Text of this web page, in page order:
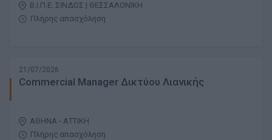
Β.Ι.Π.Ε. ΣΙΝΔΟΣ | ΘΕΣΣΑΛΟΝΙΚΗ
Πλήρης απασχόληση
21/07/2026
Commercial Manager Δικτύου Λιανικής
ΑΘΗΝΑ - ΑΤΤΙΚΗ
Πλήρης απασχόληση